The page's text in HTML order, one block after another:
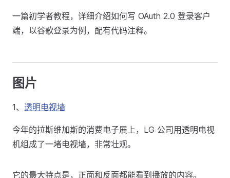
一篇初学者教程，详细介绍如何写 OAuth 2.0 登录客户
端，以谷歌登录为例，配有代码注释。
图片
1、 透明电视墙
今年的拉斯维加斯的消费电子展上，LG 公司用透明电视
机组成了一堵电视墙，非常壮观。
它的最大特点是，正面和反面都能看到播放的内容。